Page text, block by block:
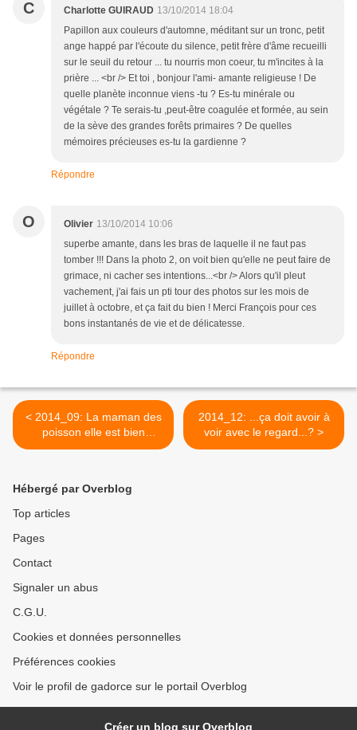
C Charlotte GUIRAUD 13/10/2014 18:04
Papillon aux couleurs d'automne, méditant sur un tronc, petit
ange happé par l'écoute du silence, petit frère d'âme recueilli
sur le seuil du retour ... tu nourris mon coeur, tu m'incites à la
prière ... <br /> Et toi , bonjour l'ami- amante religieuse ! De
quelle planète inconnue viens -tu ? Es-tu minérale ou
végétale ? Te serais-tu ,peut-être coagulée et formée, au sein
de la sève des grandes forêts primaires ? De quelles
mémoires précieuses es-tu la gardienne ?
Répondre
O Olivier 13/10/2014 10:06
superbe amante, dans les bras de laquelle il ne faut pas
tomber !!! Dans la photo 2, on voit bien qu'elle ne peut faire de
grimace, ni cacher ses intentions...<br /> Alors qu'il pleut
vachement, j'ai fais un pti tour des photos sur les mois de
juillet à octobre, et ça fait du bien ! Merci François pour ces
bons instantanés de vie et de délicatesse.
Répondre
< 2014_09: La maman des
poisson elle est bien
gentille!
2014_12: ...ça doit avoir à
voir avec le regard...? >
Hébergé par Overblog
Top articles
Pages
Contact
Signaler un abus
C.G.U.
Cookies et données personnelles
Préférences cookies
Voir le profil de gadorce sur le portail Overblog
Créer un blog sur Overblog